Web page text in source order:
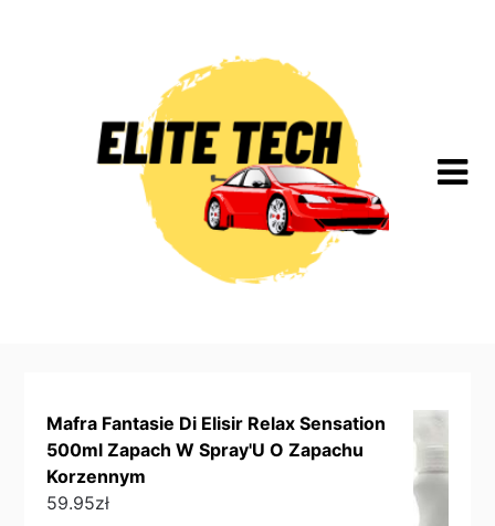
Mafra Fantasie Di Elisir Relax Sensation
500ml Zapach W Spray'U O Zapachu
Korzennym
59.95zł